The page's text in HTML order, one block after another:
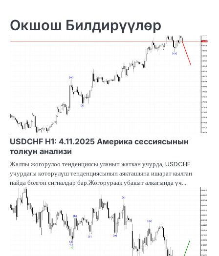
Окшош Билдирүүлөр
USDCHF H1: 4.11.2025 Америка сессиясынын
толкун анализи
Жалпы жогорулоо тенденциясы уланып жаткан учурда, USDCHF
учурдагы көтөрүлүш тенденциясынын аякташына ишарат кылган
пайда болгон сигналдар бар.Жогорураак убакыт алкагында үч…